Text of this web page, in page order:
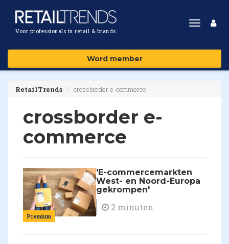
Voor professionals in retail & brands
Toggle
Word member
RetailTrends crossborder e-commerce
crossborder e-
commerce
Premium
'E-commercemarkten
West- en Noord-Europa
gekrompen'
2 minuten